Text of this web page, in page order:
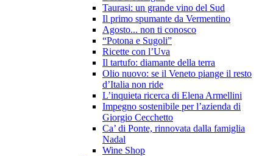
Taurasi: un grande vino del Sud
Il primo spumante da Vermentino
Agosto... non ti conosco
“Potona e Sugoli”
Ricette con l’Uva
Il tartufo: diamante della terra
Olio nuovo: se il Veneto piange il resto
d’Italia non ride
L’inquieta ricerca di Elena Armellini
Impegno sostenibile per l’azienda di
Giorgio Cecchetto
Ca’ di Ponte, rinnovata dalla famiglia
Nadal
Wine Shop